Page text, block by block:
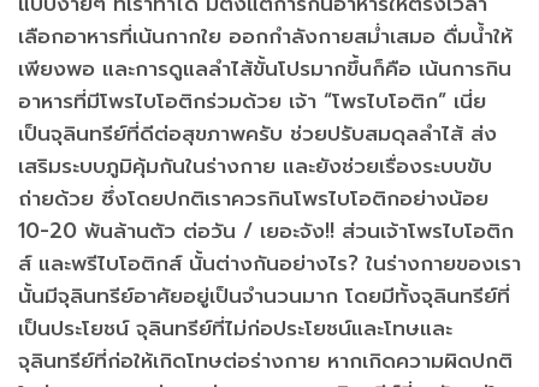
เลือกอาหารที่เน้นกากใย ออกกำลังกายสม่ำเสมอ ดื่มน้ำให้
เพียงพอ และการดูแลลำไส้ขั้นโปรมากขึ้นก็คือ เน้นการกิน
อาหารที่มีโพรไบโอติกร่วมด้วย เจ้า “โพรไบโอติก” เนี่ย
เป็นจุลินทรีย์ที่ดีต่อสุขภาพครับ ช่วยปรับสมดุลลำไส้ ส่ง
เสริมระบบภูมิคุ้มกันในร่างกาย และยังช่วยเรื่องระบบขับ
ถ่ายด้วย ซึ่งโดยปกติเราควรกินโพรไบโอติกอย่างน้อย
10-20 พันล้านตัว ต่อวัน / เยอะจัง!! ส่วนเจ้าโพรไบโอติก
ส์ และพรีไบโอติกส์ นั้นต่างกันอย่างไร? ในร่างกายของเรา
นั้นมีจุลินทรีย์อาศัยอยู่เป็นจำนวนมาก โดยมีทั้งจุลินทรีย์ที่
เป็นประโยชน์ จุลินทรีย์ที่ไม่ก่อประโยชน์และโทษและ
จุลินทรีย์ที่ก่อให้เกิดโทษต่อร่างกาย หากเกิดความผิดปกติ